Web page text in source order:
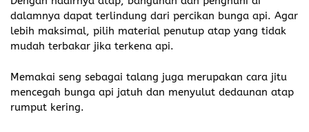
dalamnya dapat terlindung dari percikan bunga api. Agar
lebih maksimal, pilih material penutup atap yang tidak
mudah terbakar jika terkena api.
Memakai seng sebagai talang juga merupakan cara jitu
mencegah bunga api jatuh dan menyulut dedaunan atap
rumput kering.